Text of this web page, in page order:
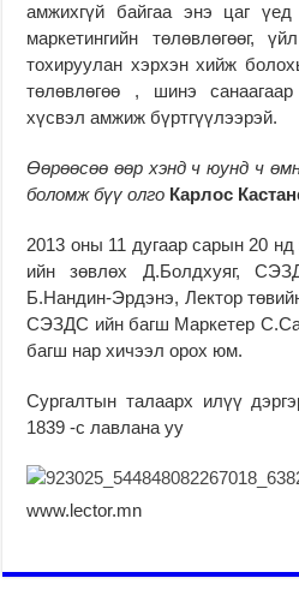
амжихгүй байгаа энэ цаг
маркетингийн төлөвлөгөөг,
тохируулан хэрхэн хийж
төлөвлөгөө , шинэ санаагаар
хүсвэл амжиж бүртгүүлээрэй.
Өөрөөсөө өөр хэнд ч юунд ч
боломж бүү олго Карлос
2013 оны 11 дугаар сарын 20
ийн зөвлөх Д.Болдхуяг,
Б.Нандин-Эрдэнэ, Лектор
СЭЗДС ийн багш Маркетер
багш нар хичээл орох юм.
Сургалтын талаарх илүү
1839 -с лавлана уу
www.lector.mn